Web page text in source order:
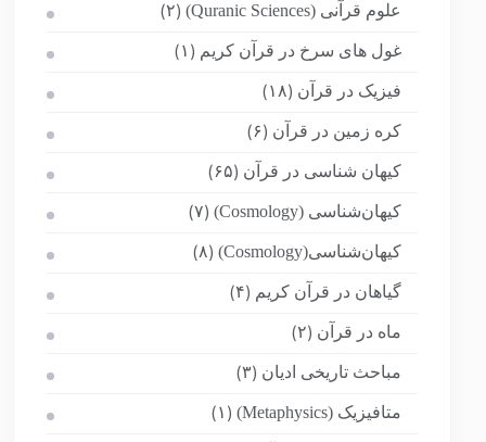
علوم قرآنی (Quranic Sciences) (۲)
غول های سرخ در قرآن کریم (۱)
فیزیک در قرآن (۱۸)
کره زمین در قرآن (۶)
کیهان شناسی در قرآن (۶۵)
کیهان‌شناسی (Cosmology) (۷)
کیهان‌شناسی(Cosmology) (۸)
گیاهان در قرآن کریم (۴)
ماه در قرآن (۲)
مباحث تاریخی ادیان (۳)
متافیزیک (Metaphysics) (۱)